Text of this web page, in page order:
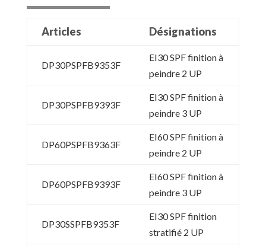
Articles Désignations
DP30PSPFB9353F
EI30 SPF finition à
peindre 2 UP
DP30PSPFB9393F
EI30 SPF finition à
peindre 3 UP
DP60PSPFB9363F
EI60 SPF finition à
peindre 2 UP
DP60PSPFB9393F
EI60 SPF finition à
peindre 3 UP
DP30SSPFB9353F
EI30 SPF finition
stratifié 2 UP